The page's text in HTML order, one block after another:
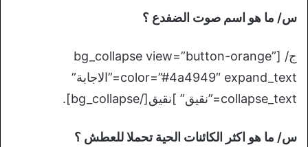
س/ ما هو اسم صوت الضفدع ؟
ج/ [bg_collapse view=”button-orange”
color=”#4a4949″ expand_text=”الاجابة”
collapse_text=”نقيق” ]نقيق[/bg_collapse].
س/ ما هو اكثر الكائنات الحية تحملا للعطش ؟